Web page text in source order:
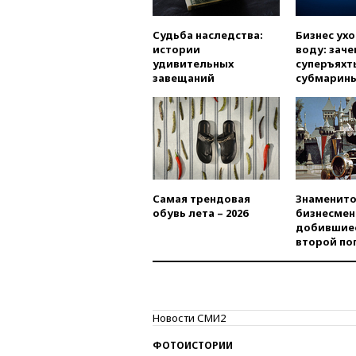
Судьба наследства:
истории
удивительных
завещаний
Бизнес
воду:
Самая трендовая
обувь лета – 2026
второй
Новости СМИ2
ФОТОИСТОРИИ